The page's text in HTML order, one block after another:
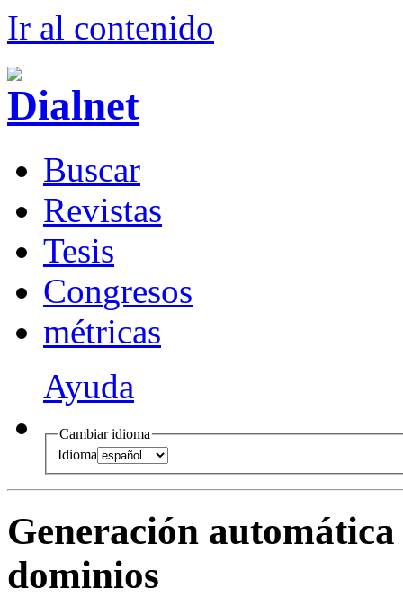
Ir al contenido
Buscar
Revistas
Tesis
Congresos
métricas
Ayuda
Cambiar idioma
Idioma
Generación
dominios